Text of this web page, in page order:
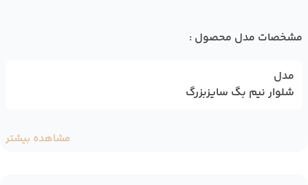
مشخصات مدل محصول :
مدل
شلوار نیم بگ سایزبزرگ
مشاهده بیشتر